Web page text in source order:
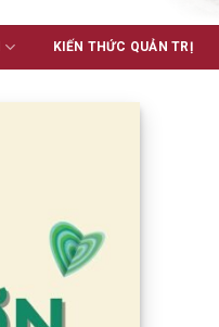
KIẾN THỨC QUẢN TRỊ